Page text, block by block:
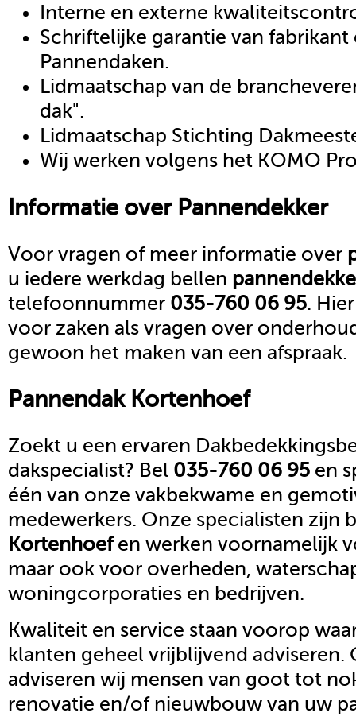
Interne en externe
Schriftelijke garantie van fabrikant
Pannendaken.
Lidmaatschap van de
dak".
Lidmaatschap Stichting
Wij werken volgens het KOMO
Informatie over Pannendekker
Voor vragen of meer informatie over
u iedere werkdag bellen
telefoonnummer 035-760 06 95.
voor zaken als vragen over
gewoon het maken van een afspraak.
Pannendak Kortenhoef
Zoekt u een ervaren
dakspecialist? Bel 035-760 06 95 en
één van onze vakbekwame en
medewerkers. Onze specialisten zijn
Kortenhoefen werken voornamelijk
maar ook voor overheden,
woningcorporaties en bedrijven.
Kwaliteit en service staan voorop
klanten geheel vrijblijvend adviseren.
adviseren wij mensen van goot tot
renovatie en/of nieuwbouw van uw